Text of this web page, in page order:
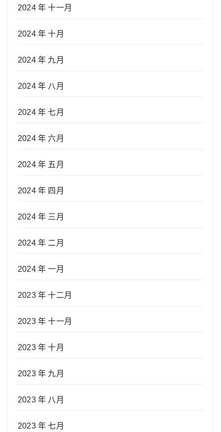
2024 年 十一月
2024 年 十月
2024 年 九月
2024 年 八月
2024 年 七月
2024 年 六月
2024 年 五月
2024 年 四月
2024 年 三月
2024 年 二月
2024 年 一月
2023 年 十二月
2023 年 十一月
2023 年 十月
2023 年 九月
2023 年 八月
2023 年 七月